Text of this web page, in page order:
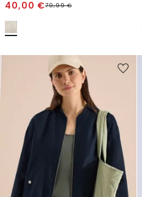
40,00 €79,99€